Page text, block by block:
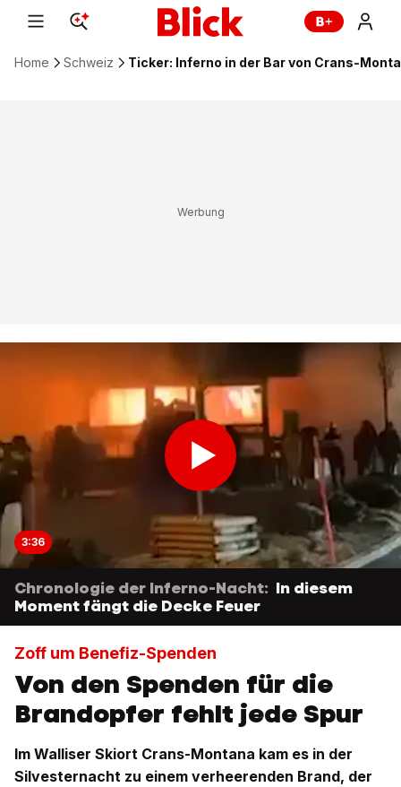
Home Schweiz Ticker: Inferno in der Bar von Crans-
3:36
Chronologie der Inferno-Nacht: In diesem
Moment fängt die Decke Feuer
Zoff um Benefiz-Spenden
Von den Spenden für die
Brandopfer fehlt jede Spur
Im Walliser Skiort Crans-Montana kam es in der
Silvesternacht zu einem verheerenden Brand, der